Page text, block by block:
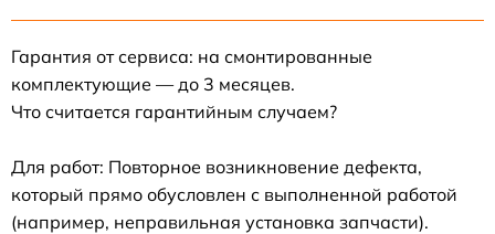
Гарантия от сервиса: на смонтированные
комплектующие — до 3 месяцев.
Что считается гарантийным случаем?
Для работ: Повторное возникновение дефекта,
который прямо обусловлен с выполненной работой
(например, неправильная установка запчасти).